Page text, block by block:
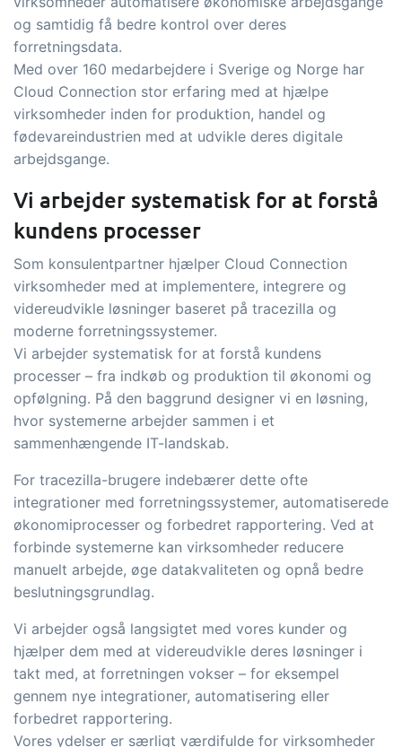
og samtidig få bedre kontrol over deres
forretningsdata.
Med over 160 medarbejdere i Sverige og Norge har
Cloud Connection stor erfaring med at hjælpe
virksomheder inden for produktion, handel og
fødevareindustrien med at udvikle deres digitale
arbejdsgange.
Vi arbejder systematisk for at forstå
kundens processer
Som konsulentpartner hjælper Cloud Connection
virksomheder med at implementere, integrere og
videreudvikle løsninger baseret på tracezilla og
moderne forretningssystemer.
Vi arbejder systematisk for at forstå kundens
processer – fra indkøb og produktion til økonomi og
opfølgning. På den baggrund designer vi en løsning,
hvor systemerne arbejder sammen i et
sammenhængende IT-landskab.
For tracezilla-brugere indebærer dette ofte
integrationer med forretningssystemer, automatiserede
økonomiprocesser og forbedret rapportering. Ved at
forbinde systemerne kan virksomheder reducere
manuelt arbejde, øge datakvaliteten og opnå bedre
beslutningsgrundlag.
Vi arbejder også langsigtet med vores kunder og
hjælper dem med at videreudvikle deres løsninger i
takt med, at forretningen vokser – for eksempel
gennem nye integrationer, automatisering eller
forbedret rapportering.
Vores ydelser er særligt værdifulde for virksomheder